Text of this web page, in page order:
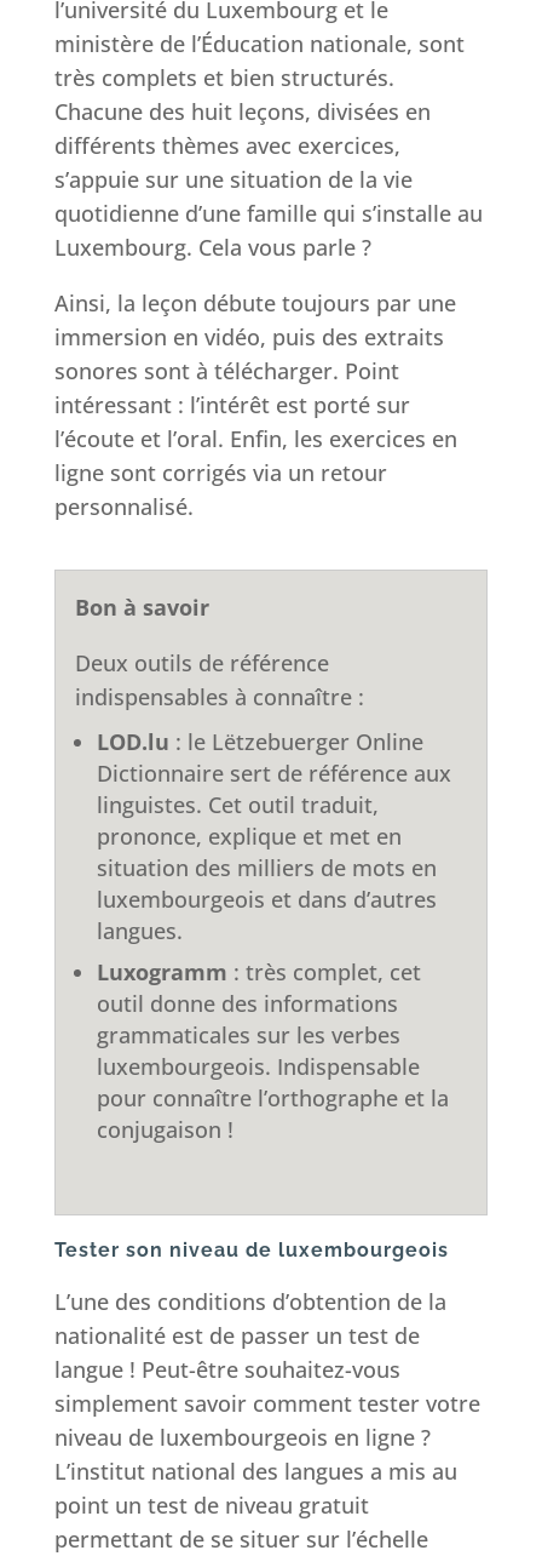
l’université du Luxembourg et le
ministère de l’Éducation nationale, sont
très complets et bien structurés.
Chacune des huit leçons, divisées en
différents thèmes avec exercices,
s’appuie sur une situation de la vie
quotidienne d’une famille qui s’installe au
Luxembourg. Cela vous parle ?
Ainsi, la leçon débute toujours par une
immersion en vidéo, puis des extraits
sonores sont à télécharger. Point
intéressant : l’intérêt est porté sur
l’écoute et l’oral. Enfin, les exercices en
ligne sont corrigés via un retour
personnalisé.
Bon à savoir
Deux outils de référence
indispensables à connaître :
LOD.lu : le Lëtzebuerger Online
Dictionnaire sert de référence aux
linguistes. Cet outil traduit,
prononce, explique et met en
situation des milliers de mots en
luxembourgeois et dans d’autres
langues.
Luxogramm : très complet, cet
outil donne des informations
grammaticales sur les verbes
luxembourgeois. Indispensable
pour connaître l’orthographe et la
conjugaison !
Tester son niveau de luxembourgeois
L’une des conditions d’obtention de la
nationalité est de passer un test de
langue ! Peut-être souhaitez-vous
simplement savoir comment tester votre
niveau de luxembourgeois en ligne ?
L’institut national des langues a mis au
point un test de niveau gratuit
permettant de se situer sur l’échelle